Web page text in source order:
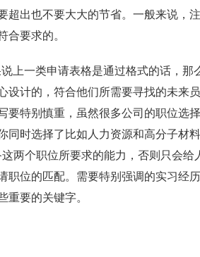
出也不要大大的节省。一般来说，
合要求的。
上一类申请表格是通过格式的话，那
设计的，符合他们所需要寻找的未来
要特别慎重，虽然很多公司的职位选
同时选择了比如人力资源和高分子材
两个职位所要求的能力，否则只会给
位的匹配。需要特别强调的实习经历
重要的关键字。